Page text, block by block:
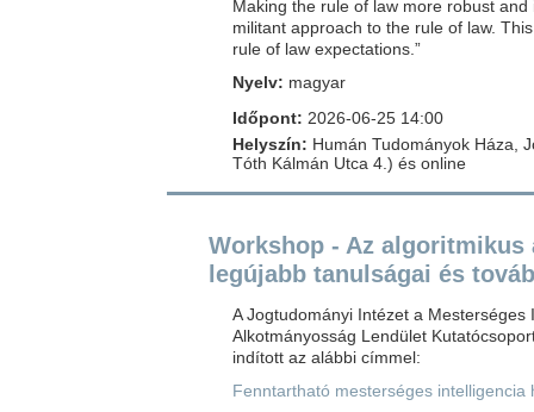
Making the rule of law more robust
militant approach to the rule of law.
rule of law expectations.”
Nyelv: magyar
Időpont: 2026-06-25 14:00
Helyszín: Humán Tudományok Háza,
Tóth Kálmán Utca 4.) és online
Workshop - Az
legújabb tanulságai és
A Jogtudományi Intézet a
Alkotmányosság Lendület
indított az alábbi címmel:
Fenntartható mesterséges